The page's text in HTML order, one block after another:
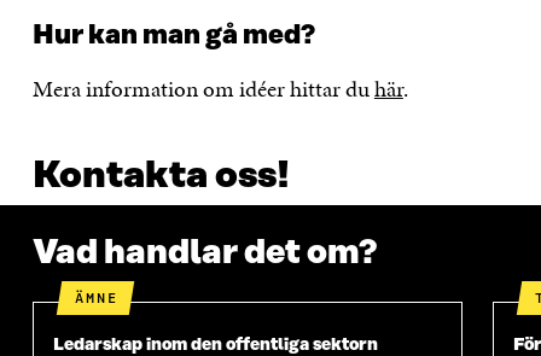
Hur kan man gå med?
Mera information om idéer hittar duhär.
Kontakta oss!
Vad handlar det om?
ÄMNE
Ledarskap inom den offentliga sektorn